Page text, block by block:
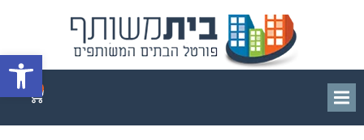
פתח